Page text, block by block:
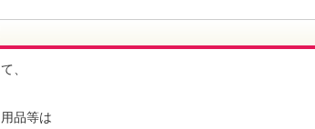
、
品等は